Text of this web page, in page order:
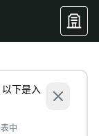
下是入
中